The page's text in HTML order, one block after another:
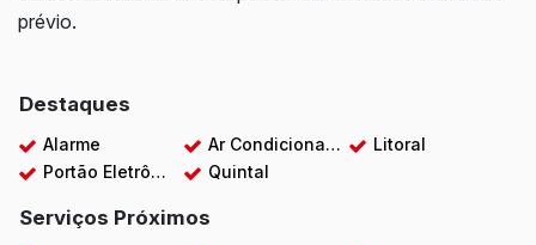
prévio.
Destaques
Alarme Ar Condicionado
Litoral
Portão Eletrônico
Quintal
Serviços Próximos